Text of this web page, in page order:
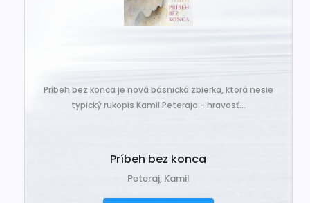
Príbeh bez konca je nová básnická zbierka, ktorá nesie
typický rukopis Kamil Peteraja - hravosť...
Príbeh bez konca
Peteraj, Kamil